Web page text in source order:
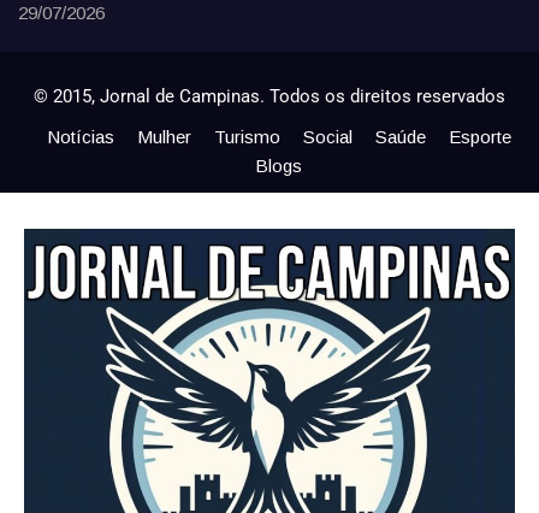
29/07/2026
© 2015, Jornal de Campinas. Todos os direitos reservados
Notícias Mulher Turismo Social Saúde
Esporte
Blogs